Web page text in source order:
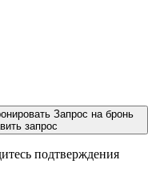
Запрос на бронь
запрос
подтверждения